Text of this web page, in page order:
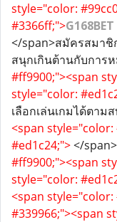
style="color:
#3366ff;">G168BET
</span>สมัครสมาชิ
สนุกเกินต้านกับการ
#ff9900;"><span
style="color:
เลือกเล่นเกมได้ตาม
<span
#ed1c24;"></
#ff9900;"><span
style="color:
<span
#339966;"><span